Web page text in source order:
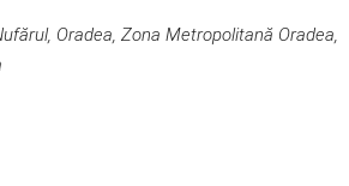
Oradea, Zona Metropolitană Oradea,